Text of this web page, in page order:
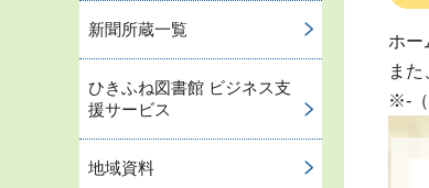
ホー
ま
※-（
新聞所蔵一覧
ひきふね図書館 ビジネス支
援サービス
地域資料